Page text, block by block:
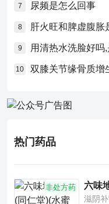
7 尿频是怎么回事
8 肝火旺和脾虚腹胀
9 用清热水洗脸好吗
10 双膝关节缘骨质增
热门药品
非处方药 六味
滋阴